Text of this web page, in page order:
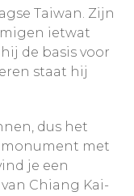
Taiwan. Zijn
ietwat
de basis voor
staat hij
dus het
monument met
je een
Chiang Kai-